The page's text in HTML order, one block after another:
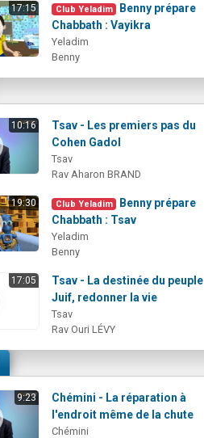
17:15 Club Yeladim
Benny prépare
Chabbath : Vayikra
Yeladim
Benny
10:16
Tsav - Les premiers pas du
Cohen Gadol
Tsav
Rav Aharon BRAND
19:30 Club Yeladim
Benny prépare
Chabbath : Tsav
Yeladim
Benny
17:05
Tsav - La destinée du peuple
Juif, redonner la vie
Tsav
Rav Ouri LÉVY
9:23
Chémini - La réparation à
l'endroit même de la chute
Chémini